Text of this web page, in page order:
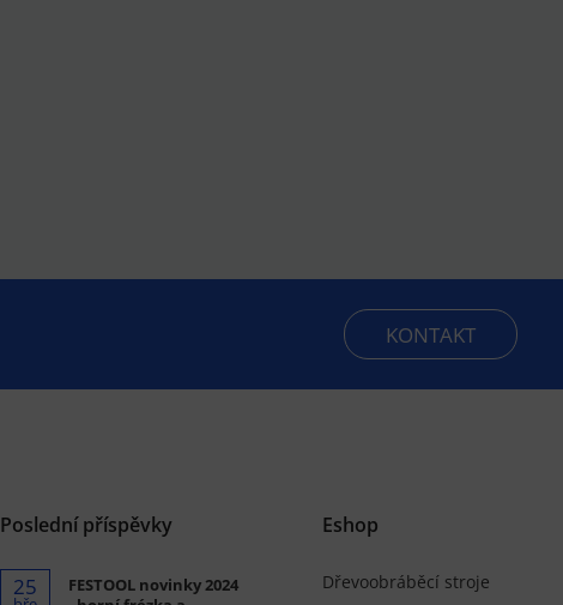
KONTAKT
Poslední příspěvky
25
FESTOOL novinky 2024
Eshop
Dřevoobráběcí stroje